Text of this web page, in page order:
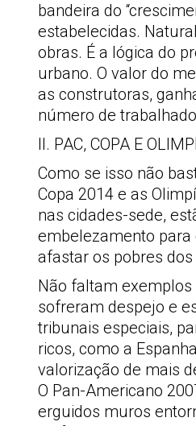
bandeira do
estabelecidas.
obras. É a lógica do
urbano. O valor do
as construtoras,
número de
II. PAC, COPA E
Como se isso não
Copa 2014 e as
nas cidades-sede,
embelezamento para
afastar os pobres
Não faltam
sofreram despejo e
tribunais especiais,
ricos, como a
valorização de mais
O Pan-Americano
erguidos muros